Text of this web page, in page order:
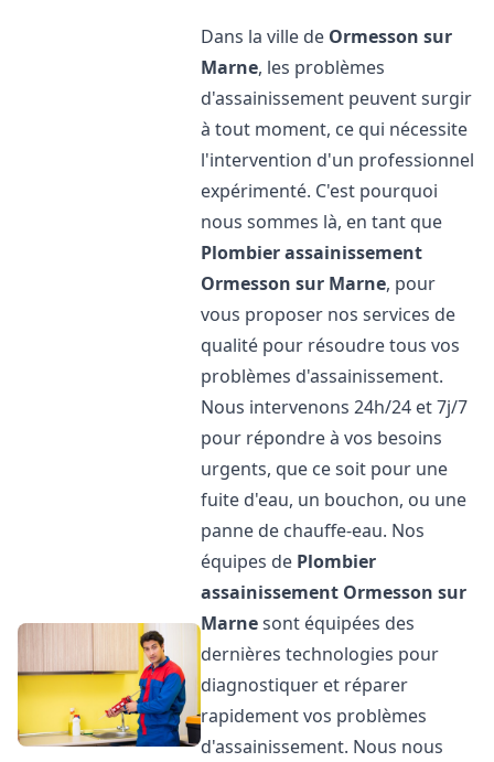
Dans la ville de Ormesson sur
Marne, les problèmes
d'assainissement peuvent surgir
à tout moment, ce qui nécessite
l'intervention d'un professionnel
expérimenté. C'est pourquoi
nous sommes là, en tant que
Plombier assainissement
Ormesson sur Marne, pour
vous proposer nos services de
qualité pour résoudre tous vos
problèmes d'assainissement.
Nous intervenons 24h/24 et 7j/7
pour répondre à vos besoins
urgents, que ce soit pour une
fuite d'eau, un bouchon, ou une
panne de chauffe-eau. Nos
équipes de Plombier
assainissement Ormesson sur
Marnesont équipées des
dernières technologies pour
diagnostiquer et réparer
rapidement vos problèmes
d'assainissement. Nous nous